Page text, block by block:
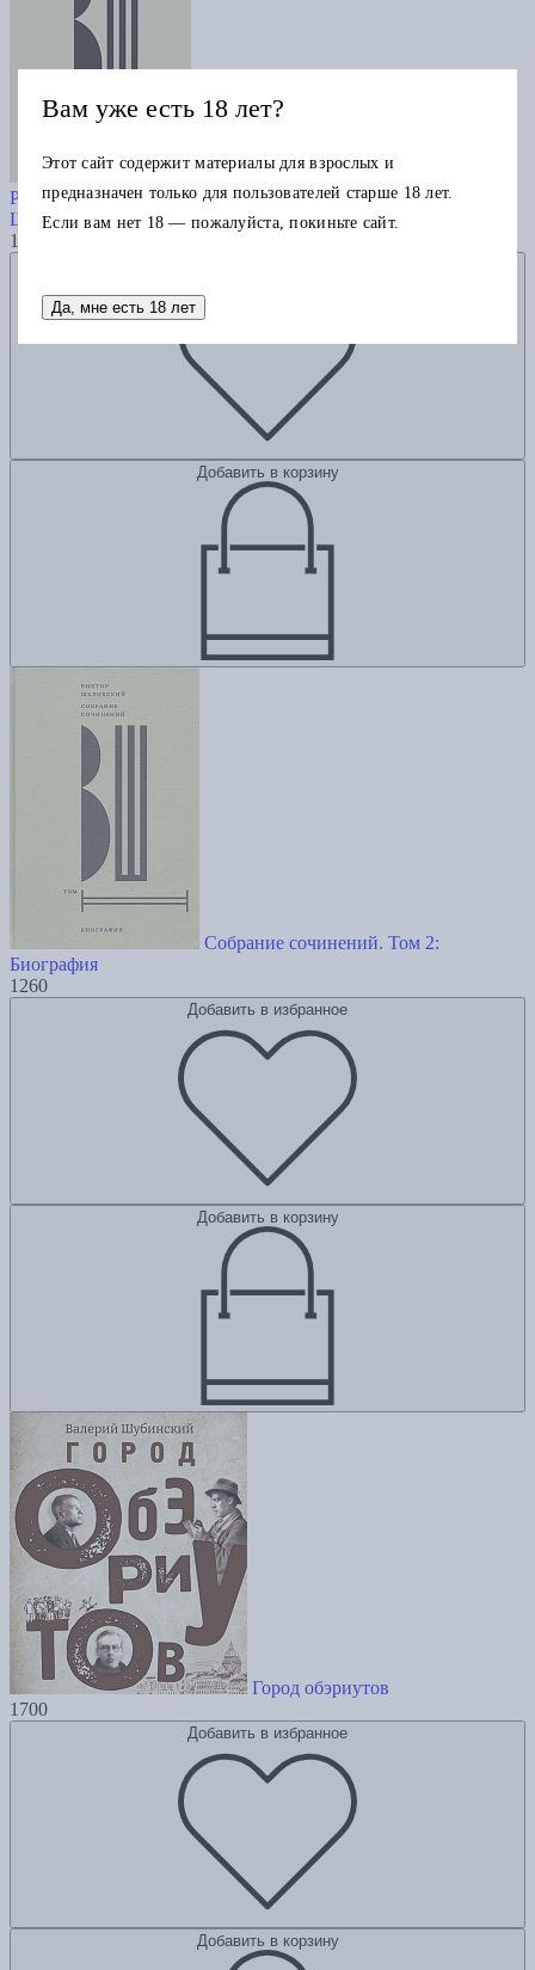
Собрание сочинений. Том 1:
Революция
Шкловский В.
1980
Добавить в корзину
Собрание сочинений. Том 2:
Биография
1260
Добавить в избранное
Добавить в корзину
Город обэриутов
1700
Добавить в избранное
Добавить в корзину
Вам уже есть 18 лет?
Этот сайт содержит материалы для взрослых и
предназначен только для пользователей старше 18 лет.
Если вам нет 18 — пожалуйста, покиньте сайт.
Да, мне есть 18 лет